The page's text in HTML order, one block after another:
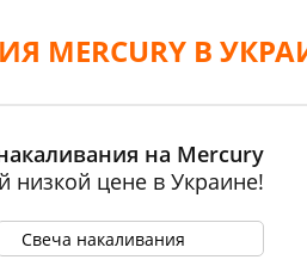
MERCURY В
на Mercury
низкой цене в Украине!